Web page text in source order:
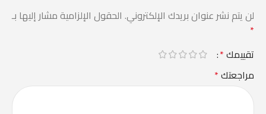
لن يتم نشر عنوان بريدك الإلكتروني. الحقول الإلزامية مشار إليها بـ
*
تقييمك*
مراجعتك*